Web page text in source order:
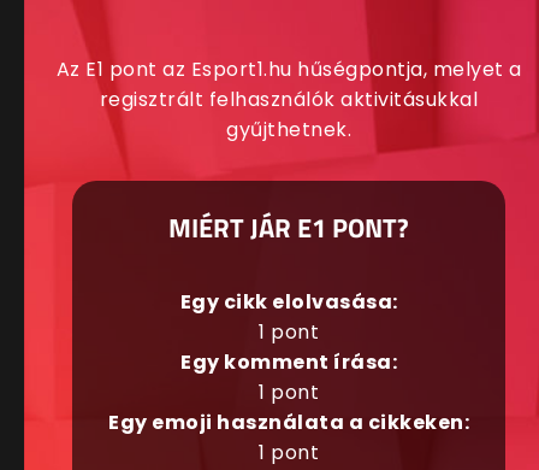
Az E1 pont az Esport1.hu hűségpontja, melyet a
regisztrált felhasználók aktivitásukkal
gyűjthetnek.
MIÉRT JÁR E1 PONT?
Egy cikk elolvasása:
1 pont
Egy komment írása:
1 pont
Egy emoji használata a cikkeken:
1 pont